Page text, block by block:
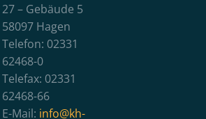
27 – Gebäude 5
58097 Hagen
Telefon: 02331
62468-0
Telefax: 02331
62468-66
E-Mail: info@kh-